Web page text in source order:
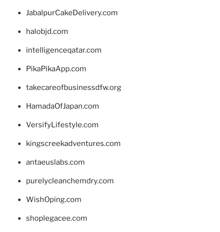
JabalpurCakeDelivery.com
halobjd.com
intelligenceqatar.com
PikaPikaApp.com
takecareofbusinessdfw.org
HamadaOfJapan.com
VersifyLifestyle.com
kingscreekadventures.com
antaeuslabs.com
purelycleanchemdry.com
WishOping.com
shoplegacee.com